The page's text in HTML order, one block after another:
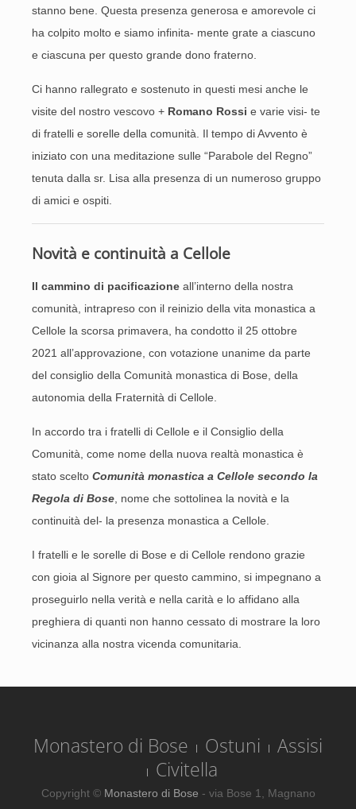
stanno bene. Questa presenza generosa e amorevole ci
ha colpito molto e siamo infinita- mente grate a ciascuno
e ciascuna per questo grande dono fraterno.
Ci hanno rallegrato e sostenuto in questi mesi anche le
visite del nostro vescovo + Romano Rossi e varie visi- te
di fratelli e sorelle della comunità. Il tempo di Avvento è
iniziato con una meditazione sulle “Parabole del Regno”
tenuta dalla sr. Lisa alla presenza di un numeroso gruppo
di amici e ospiti.
Novità e continuità a Cellole
Il cammino di pacificazione all’interno della nostra
comunità, intrapreso con il reinizio della vita monastica a
Cellole la scorsa primavera, ha condotto il 25 ottobre
2021 all’approvazione, con votazione unanime da parte
del consiglio della Comunità monastica di Bose, della
autonomia della Fraternità di Cellole.
In accordo tra i fratelli di Cellole e il Consiglio della
Comunità, come nome della nuova realtà monastica è
stato scelto Comunità monastica a Cellole secondo la
Regola di Bose , nome che sottolinea la novità e la
continuità del- la presenza monastica a Cellole.
I fratelli e le sorelle di Bose e di Cellole rendono grazie
con gioia al Signore per questo cammino, si impegnano a
proseguirlo nella verità e nella carità e lo affidano alla
preghiera di quanti non hanno cessato di mostrare la loro
vicinanza alla nostra vicenda comunitaria.
Monastero di Bose Ostuni
Assisi
Civitella
Copyright © Monastero di Bose - via Bose 1, Magnano